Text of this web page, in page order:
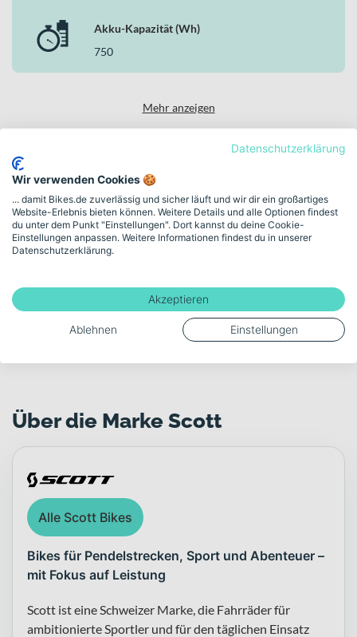
Akku-Kapazität (Wh)
750
Mehr anzeigen
High-Performance Bikes & Innovation
Entdecke SCOTT in
unserer Markenwelt
ENGINEERED FOR SPEED. BUILT FOR RIDERS WHO PUSH
Zur SCOTT Markenwelt
Über die Marke Scott
Alle Scott Bikes
Bikes für Pendelstrecken, Sport und Abenteuer –
mit Fokus auf Leistung
Scott ist eine Schweizer Marke, die Fahrräder für
ambitionierte Sportler und für den täglichen Einsatz
Datenschutzerklärung
Wir verwenden Cookies 🍪
... damit Bikes.de zuverlässig und sicher läuft und wir dir ein großartiges
Website-Erlebnis bieten können. Weitere Details und alle Optionen findest
du unter dem Punkt "Einstellungen". Dort kannst du deine Cookie-
Einstellungen anpassen. Weitere Informationen findest du in unserer
Datenschutzerklärung.
Akzeptieren
Ablehnen Einstellungen